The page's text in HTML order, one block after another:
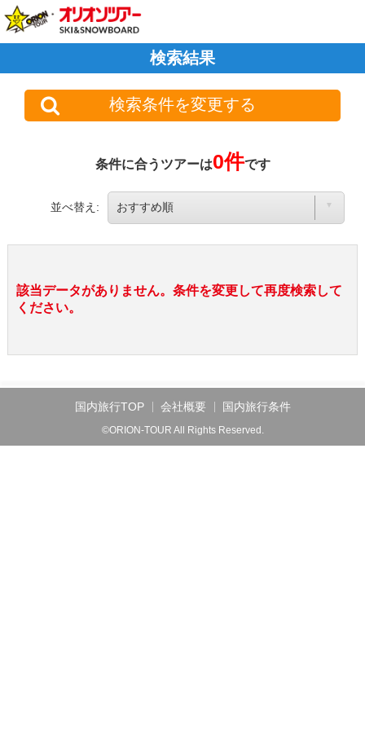
検索結果
検索条件を変更する
条件に合うツアーは0件です
並べ替え:
該当データがありません。条件を変更して再度検索して
ください。
国内旅行TOP 会社概要 国内旅行条件
©ORION-TOUR All Rights Reserved.